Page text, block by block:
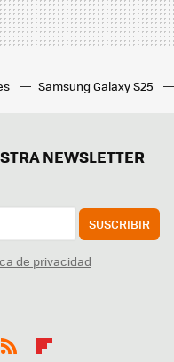
Samsung Galaxy S25
NEWSLETTER
SUSCRIBIR
de privacidad